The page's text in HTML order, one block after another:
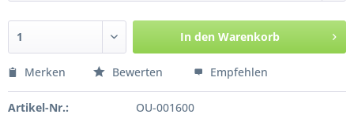
In den Warenkorb
Merken Bewerten Empfehlen
Artikel-Nr.: OU-001600